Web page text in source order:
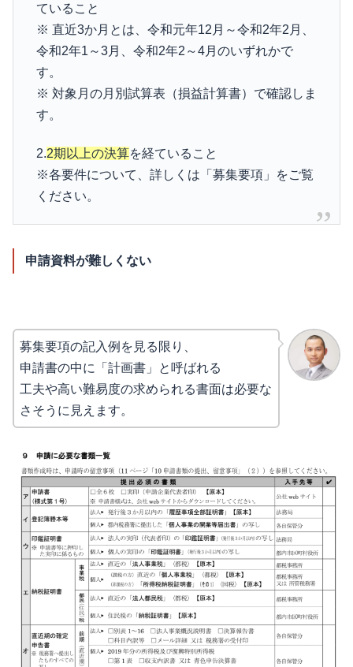
ていること
※ 直近3か月とは、令和元年12月～令和2年2月、
令和2年1～3月、令和2年2～4月のいずれかで
す。
※ 対象月の月別試算表（損益計算書）で確認しま
す。
2.2期以上の決算を経ていること
※各要件について、詳しくは「募集要項」をご覧
ください。
申請資料が難しくない
募集要項の記入例を見る限り、
申請書の中に「計画書」と呼ばれる
工夫や高い難易度の求められる書面は必要な
さそうに見えます。